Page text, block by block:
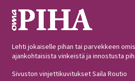
Lehti jokaiselle pihan tai parvekkeen
ajankohtaisista vinkeistä ja innostusta
Sivuston vinjettikuvitukset Saila Routio